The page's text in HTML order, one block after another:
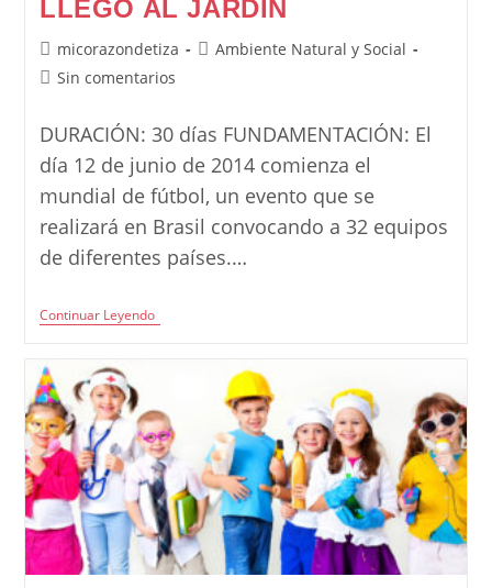
LLEGÓ AL JARDÍN
Autor
de
micorazondetiza
Categoría
Ambiente Natural y Social
Comentarios
entrada:
Sin comentarios
DURACIÓN: 30 días FUNDAMENTACIÓN: El
día 12 de junio de 2014 comienza el
mundial de fútbol, un evento que se
realizará en Brasil convocando a 32 equipos
de diferentes países.…
Continuar LeyendoProyecto:
El